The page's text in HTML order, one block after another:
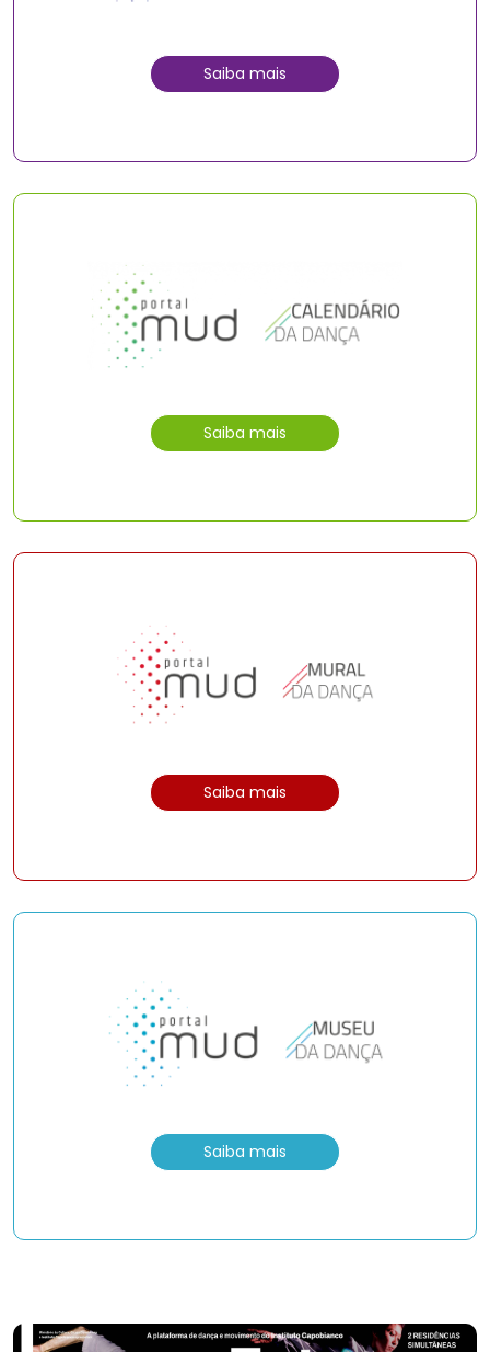
Saiba mais
Saiba mais
Saiba mais
Saiba mais